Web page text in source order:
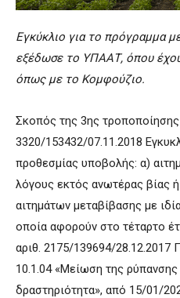
Εγκύκλιο για το πρόγραμμα
εξέδωσε το ΥΠΑΑΤ, όπου
όπως με το Κομφούζιο.
Σκοπός της 3ης τροποποίησης
3320/153432/07.11.2018
προθεσμίας υποβολής: α)
λόγους εκτός ανωτέρας βίας
αιτημάτων μεταβίβασης με
οποία αφορούν στο τέταρτο
αριθ. 2175/139694/28.12.2017
10.1.04 «Μείωση της
δραστηριότητα», από 15/01/